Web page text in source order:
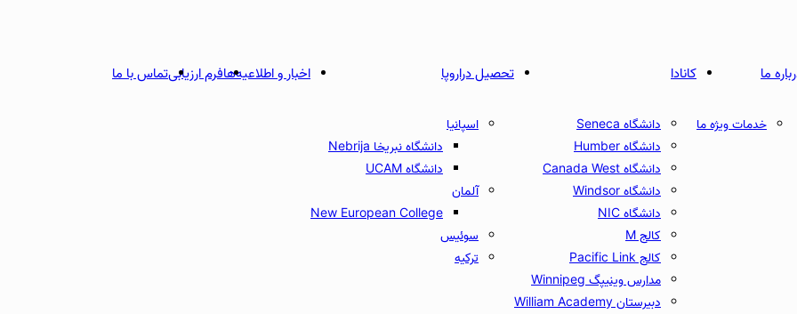
ما
خدمات ویژه ما
کانادا
دانشگاه Seneca
دانشگاه Humber
دانشگاه Canada West
دانشگاه Windsor
دانشگاه NIC
کالج M
کالج Pacific Link
مدارس وینیپگ Winnipeg
دبیرستان William Academy
تحصیل دراروپا
اسپانیا
دانشگاه نبریخا Nebrija
دانشگاه UCAM
آلمان
New European College
سوئیس
ترکیه
اخبار و اطلاعیه‌هافرم ارزیابیتماس با ما